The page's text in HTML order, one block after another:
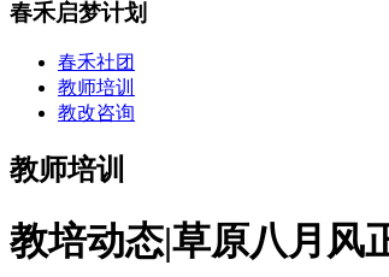
春禾启梦计划
春禾社团
教师培训
教改咨询
教师培训
教培动态|草原八月风